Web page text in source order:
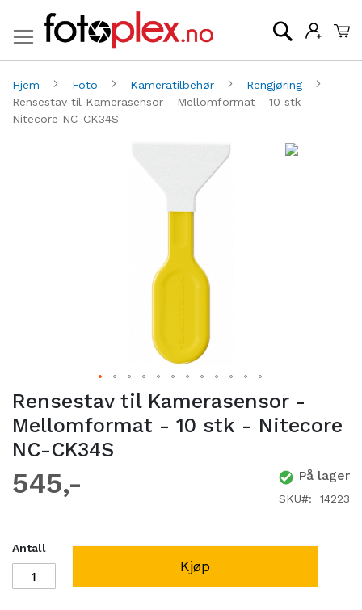
Søk
Hjem Foto Kameratilbehør
Rengjøring
Rensestav til Kamerasensor - Mellomformat - 10 stk -
Nitecore NC-CK34S
Rensestav til Kamerasensor -
Mellomformat - 10 stk - Nitecore
NC-CK34S
545 På lager
SKU 14223
Antall
Kjøp